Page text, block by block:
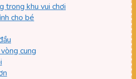
trong khu vui chơi
cho bé
cung